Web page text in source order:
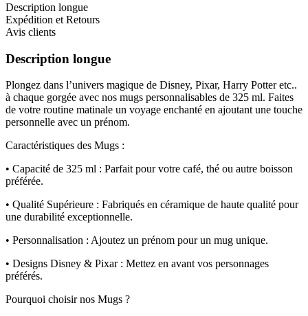
Description longue
Expédition et Retours
Avis clients
Description longue
Plongez dans l’univers magique de Disney, Pixar, Harry Potter etc..
à chaque gorgée avec nos mugs personnalisables de 325 ml. Faites
de votre routine matinale un voyage enchanté en ajoutant une touche
personnelle avec un prénom.
Caractéristiques des Mugs :
• Capacité de 325 ml : Parfait pour votre café, thé ou autre boisson
préférée.
• Qualité Supérieure : Fabriqués en céramique de haute qualité pour
une durabilité exceptionnelle.
• Personnalisation : Ajoutez un prénom pour un mug unique.
• Designs Disney & Pixar : Mettez en avant vos personnages
préférés.
Pourquoi choisir nos Mugs ?